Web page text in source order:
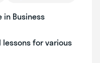
in Business
for various